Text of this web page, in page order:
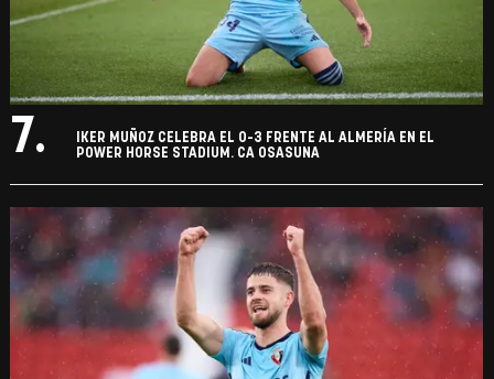
7.
IKER MUÑOZ CELEBRA EL 0-3 FRENTE AL ALMERÍA EN EL
POWER HORSE STADIUM. CA OSASUNA